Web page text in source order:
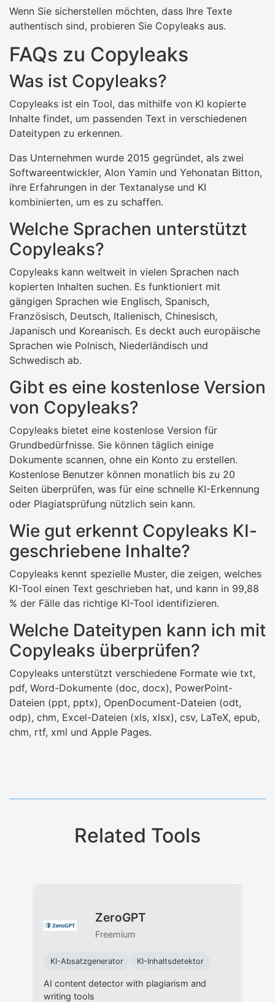
Wenn Sie sicherstellen möchten, dass Ihre Texte
authentisch sind, probieren Sie Copyleaks aus.
FAQs zu Copyleaks
Was ist Copyleaks?
Copyleaks ist ein Tool, das mithilfe von KI kopierte
Inhalte findet, um passenden Text in verschiedenen
Dateitypen zu erkennen.
Das Unternehmen wurde 2015 gegründet, als zwei
Softwareentwickler, Alon Yamin und Yehonatan Bitton,
ihre Erfahrungen in der Textanalyse und KI
kombinierten, um es zu schaffen.
Welche Sprachen unterstützt
Copyleaks?
Copyleaks kann weltweit in vielen Sprachen nach
kopierten Inhalten suchen. Es funktioniert mit
gängigen Sprachen wie Englisch, Spanisch,
Französisch, Deutsch, Italienisch, Chinesisch,
Japanisch und Koreanisch. Es deckt auch europäische
Sprachen wie Polnisch, Niederländisch und
Schwedisch ab.
Gibt es eine kostenlose Version
von Copyleaks?
Copyleaks bietet eine kostenlose Version für
Grundbedürfnisse. Sie können täglich einige
Dokumente scannen, ohne ein Konto zu erstellen.
Kostenlose Benutzer können monatlich bis zu 20
Seiten überprüfen, was für eine schnelle KI-Erkennung
oder Plagiatsprüfung nützlich sein kann.
Wie gut erkennt Copyleaks KI-
geschriebene Inhalte?
Copyleaks kennt spezielle Muster, die zeigen, welches
KI-Tool einen Text geschrieben hat, und kann in 99,88
% der Fälle das richtige KI-Tool identifizieren.
Welche Dateitypen kann ich mit
Copyleaks überprüfen?
Copyleaks unterstützt verschiedene Formate wie txt,
pdf, Word-Dokumente (doc, docx), PowerPoint-
Dateien (ppt, pptx), OpenDocument-Dateien (odt,
odp), chm, Excel-Dateien (xls, xlsx), csv, LaTeX, epub,
chm, rtf, xml und Apple Pages.
Related Tools
ZeroGPT
Freemium
KI-Absatzgenerator KI-Inhaltsdetektor
AI content detector with plagiarism and
writing tools